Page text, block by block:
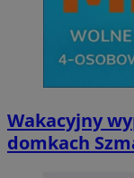
Wakacyjny
domkach